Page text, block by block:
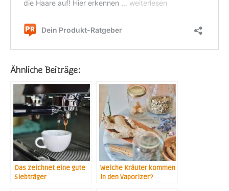
Ähnliche Beiträge:
Das zeichnet eine gute
Siebträger
Welche Kräuter kommen
in den Vaporizer?